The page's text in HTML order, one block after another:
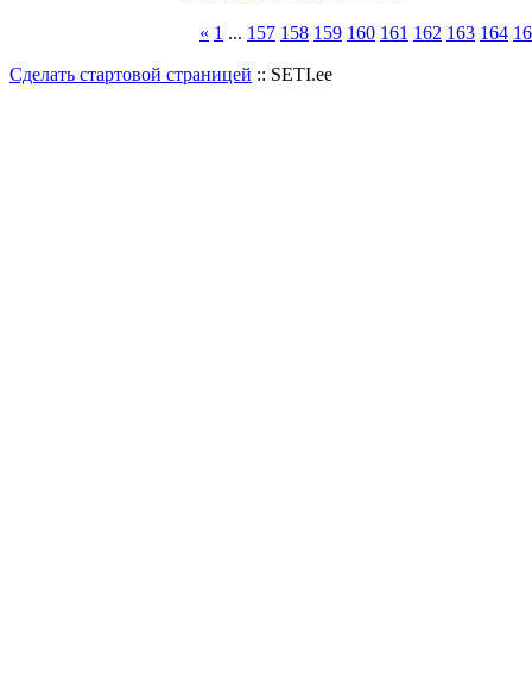
« 1 ... 157 158 159 160 161 162 163 164
Сделать стартовой страницей :: SETI.ee